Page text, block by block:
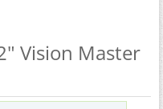
Vision Master